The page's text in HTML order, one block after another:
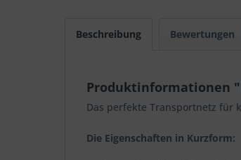
Beschreibung Bewertungen
Produktinformationen
Das perfekte Transportnetz für
Die Eigenschaften in Kurzform: